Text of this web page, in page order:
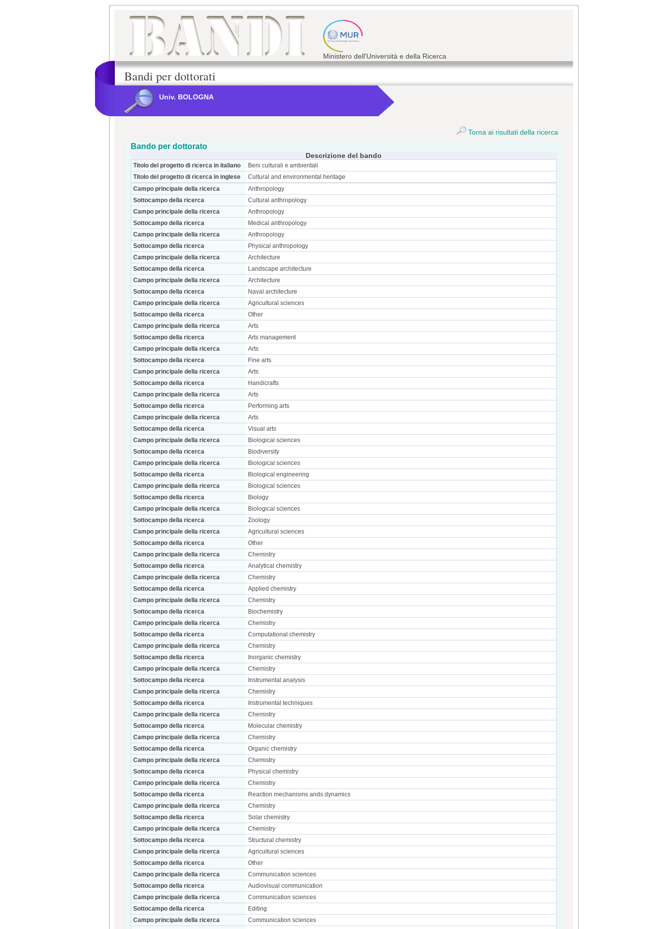
Ministero dell'Università e della Ricerca
Bandi per dottorati
Univ. BOLOGNA
Torna ai risultati della ricerca
Bando per dottorato
Descrizione del bando
Titolo del progetto di ricerca in italiano
Beni culturali e ambientali
Titolo del progetto di ricerca in inglese
Cultural and environmental heritage
Campo principale della ricerca
Anthropology
Sottocampo della ricerca
Cultural anthropology
Campo principale della ricerca
Anthropology
Sottocampo della ricerca
Medical anthropology
Campo principale della ricerca
Anthropology
Sottocampo della ricerca
Physical anthropology
Campo principale della ricerca
Architecture
Sottocampo della ricerca
Landscape architecture
Campo principale della ricerca
Architecture
Sottocampo della ricerca
Naval architecture
Campo principale della ricerca
Agricultural sciences
Sottocampo della ricerca
Other
Campo principale della ricerca
Arts
Sottocampo della ricerca
Arts management
Campo principale della ricerca
Arts
Sottocampo della ricerca
Fine arts
Campo principale della ricerca
Arts
Sottocampo della ricerca
Handicrafts
Campo principale della ricerca
Arts
Sottocampo della ricerca
Performing arts
Campo principale della ricerca
Arts
Sottocampo della ricerca
Visual arts
Campo principale della ricerca
Biological sciences
Sottocampo della ricerca
Biodiversity
Campo principale della ricerca
Biological sciences
Sottocampo della ricerca
Biological engineering
Campo principale della ricerca
Biological sciences
Sottocampo della ricerca
Biology
Campo principale della ricerca
Biological sciences
Sottocampo della ricerca
Zoology
Campo principale della ricerca
Agricultural sciences
Sottocampo della ricerca
Other
Campo principale della ricerca
Chemistry
Sottocampo della ricerca
Analytical chemistry
Campo principale della ricerca
Chemistry
Sottocampo della ricerca
Applied chemistry
Campo principale della ricerca
Chemistry
Sottocampo della ricerca
Biochemistry
Campo principale della ricerca
Chemistry
Sottocampo della ricerca
Computational chemistry
Campo principale della ricerca
Chemistry
Sottocampo della ricerca
Inorganic chemistry
Campo principale della ricerca
Chemistry
Sottocampo della ricerca
Instrumental analysis
Campo principale della ricerca
Chemistry
Sottocampo della ricerca
Instrumental techniques
Campo principale della ricerca
Chemistry
Sottocampo della ricerca
Molecular chemistry
Campo principale della ricerca
Chemistry
Sottocampo della ricerca
Organic chemistry
Campo principale della ricerca
Chemistry
Sottocampo della ricerca
Physical chemistry
Campo principale della ricerca
Chemistry
Sottocampo della ricerca
Reaction mechanisms ands dynamics
Campo principale della ricerca
Chemistry
Sottocampo della ricerca
Solar chemistry
Campo principale della ricerca
Chemistry
Sottocampo della ricerca
Structural chemistry
Campo principale della ricerca
Agricultural sciences
Sottocampo della ricerca
Other
Campo principale della ricerca
Communication sciences
Sottocampo della ricerca
Audiovisual communication
Campo principale della ricerca
Communication sciences
Sottocampo della ricerca
Editing
Campo principale della ricerca
Communication sciences